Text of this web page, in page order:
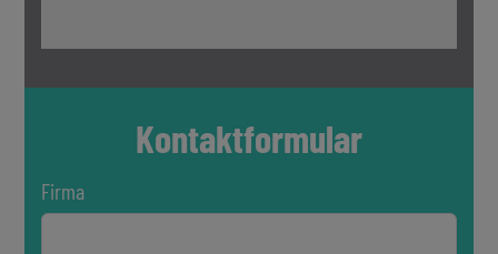
Kontakt­formular
Firma